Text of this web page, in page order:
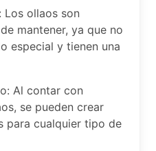
Los ollaos son
mantener, ya que no
especial y tienen una
Al contar con
se pueden crear
para cualquier tipo de